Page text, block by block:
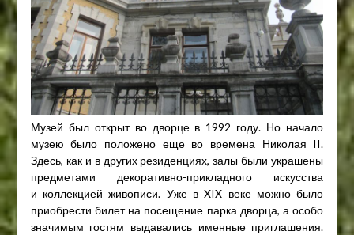
Музей был открыт во дворце в 1992 году. Но начало
музею было положено еще во времена Николая II.
Здесь, как и в других резиденциях, залы были украшены
предметами декоративно-прикладного искусства
и коллекцией живописи. Уже в XIX веке можно было
приобрести билет на посещение парка дворца, а особо
значимым гостям выдавались именные приглашения.